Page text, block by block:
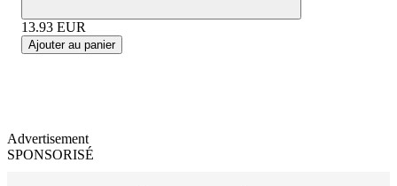
13.93 EUR
Ajouter au panier
Advertisement
SPONSORISÉ